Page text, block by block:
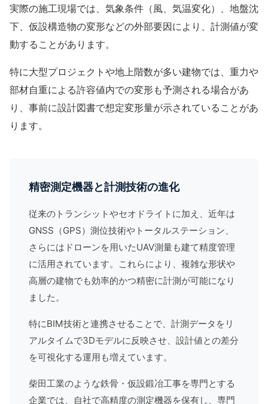
実際の施工現場では、気象条件（風、気温変化）、地盤沈
下、 仮設構造物の変形などの外部要因により、計測値が変
動することがあります。
特に大型プロジェクトや地上階数が多い建物では、重力や
部材自重による許容値内での変形も予測される場合があ
り、事前に設計図書で想定変形量が示されていることがあ
ります。
精密測定機器と計測技術の進化
従来のトランシットやセオドライトに加え、近年は
GNSS（GPS）測位技術やトータルステーション、
さらにはドローンを用いたUAV測量も建て精度管理
に活用されています。これらにより、複雑な形状や
高層の建物でも効率的かつ精密に計測が可能になり
ました。
特にBIM技術と連携させることで、計測データをリ
アルタイムで3Dモデルに反映させ、設計値との差分
を可視化する運用も増えています。
柴田工業のような鉄骨・仮設鍛冶工事を専門とする
企業では、自社で高精度の測定機器を保有し、専門